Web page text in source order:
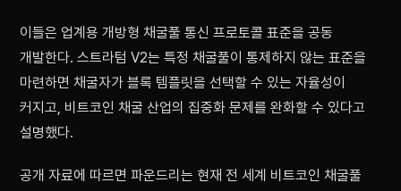
이들은 업계용 개방형 채굴풀 통신 프로토콜 표준을 공동
개발한다. 스트라텀 V2는 특정 채굴풀이 통제하지 않는 표준을
마련하면 채굴자가 블록 템플릿을 선택할 수 있는 자율성이
커지고, 비트코인 채굴 산업의 집중화 문제를 완화할 수 있다고
설명했다.
공개 자료에 따르면 파운드리는 현재 전 세계 비트코인 채굴풀